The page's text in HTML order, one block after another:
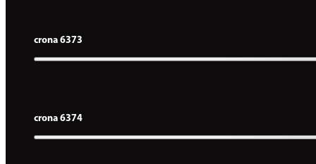
crona 6373
crona 6374